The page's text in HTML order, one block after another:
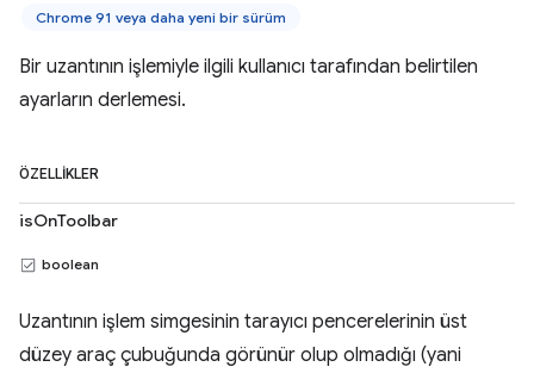
Chrome 91 veya daha yeni bir sürüm
Bir uzantının işlemiyle ilgili kullanıcı tarafından belirtilen
ayarların derlemesi.
ÖZELLIKLER
isOnToolbar
boolean
Uzantının işlem simgesinin tarayıcı pencerelerinin üst
düzey araç çubuğunda görünür olup olmadığı (yani